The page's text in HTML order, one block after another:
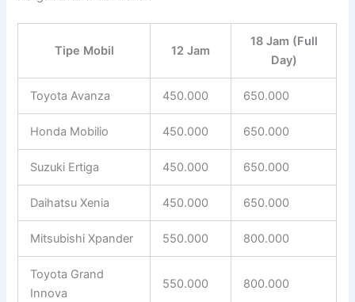
Tipe Mobil 12 Jam
18 Jam (Full
Day)
Toyota Avanza 450.000 650.000
Honda Mobilio 450.000 650.000
Suzuki Ertiga 450.000 650.000
Daihatsu Xenia 450.000 650.000
Mitsubishi Xpander 550.000 800.000
Toyota Grand
Innova
550.000 800.000